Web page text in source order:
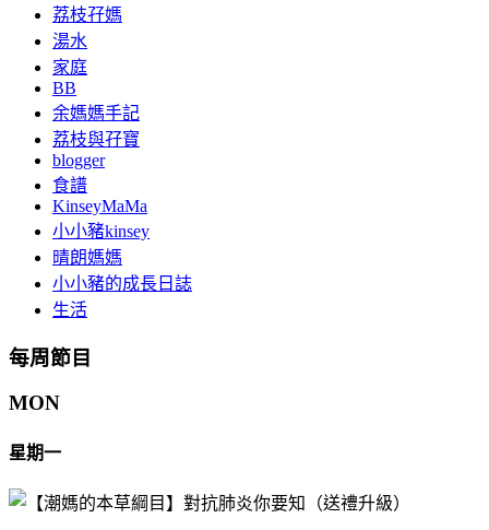
荔枝孖媽
湯水
家庭
BB
余媽媽手記
荔枝與孖寶
blogger
食譜
KinseyMaMa
小小豬kinsey
晴朗媽媽
小小豬的成長日誌
生活
每周節目
MON
星期一